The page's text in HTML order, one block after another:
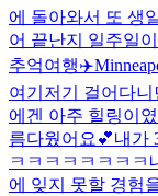
에 돌아와서 또 생
어 끝난지 일주일
추억여행✈️
여기저기 걸어다
에겐 아주 힐링이
름다웠어요💕내가
ㅋㅋㅋㅋㅋㅋㅋㅋ
에 잊지 못할 경험